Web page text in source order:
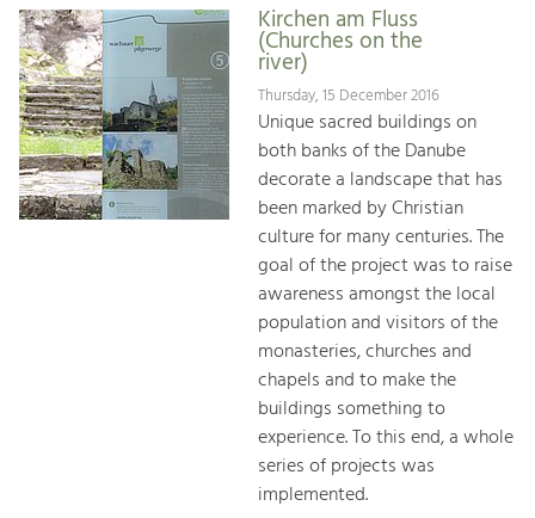
Kirchen am Fluss
(Churches on the
river)
Thursday, 15 December 2016
Unique sacred buildings on
both banks of the Danube
decorate a landscape that has
been marked by Christian
culture for many centuries. The
goal of the project was to raise
awareness amongst the local
population and visitors of the
monasteries, churches and
chapels and to make the
buildings something to
experience. To this end, a whole
series of projects was
implemented.